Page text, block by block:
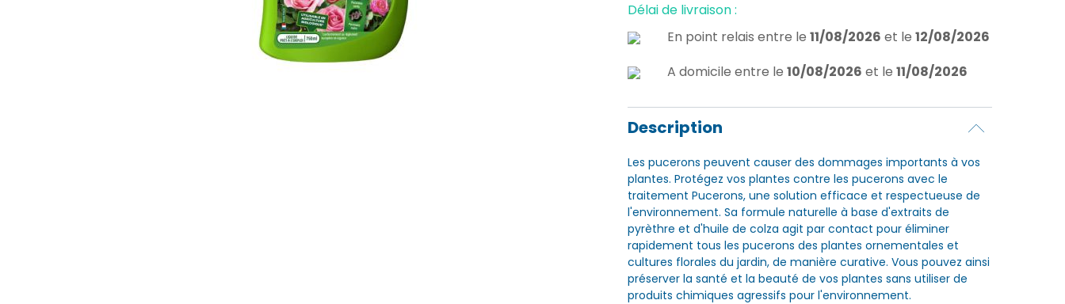
Délai de livraison :
En point relais entre le 11/08/2026 et le 12/08/2026
A domicile entre le 10/08/2026 et le 11/08/2026
Description
Les pucerons peuvent causer des dommages importants à vos
plantes. Protégez vos plantes contre les pucerons avec le
traitement Pucerons, une solution efficace et respectueuse de
l'environnement. Sa formule naturelle à base d'extraits de
pyrèthre et d'huile de colza agit par contact pour éliminer
rapidement tous les pucerons des plantes ornementales et
cultures florales du jardin, de manière curative. Vous pouvez ainsi
préserver la santé et la beauté de vos plantes sans utiliser de
produits chimiques agressifs pour l'environnement.